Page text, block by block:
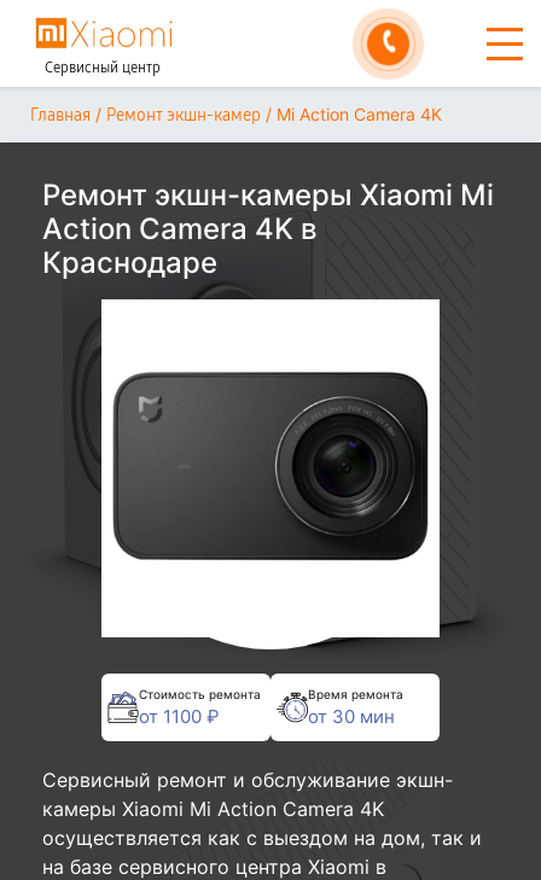
Сервисный центр
Главная / Ремонт экшн-камер / Mi Action Camera 4K
Ремонт экшн-камеры Xiaomi Mi
Action Camera 4K в
Краснодаре
Стоимость ремонта
от 1100 ₽
Время ремонта
от 30 мин
Сервисный ремонт и обслуживание экшн-
камеры Xiaomi Mi Action Camera 4K
осуществляется как с выездом на дом, так и
на базе сервисного центра Xiaomi в